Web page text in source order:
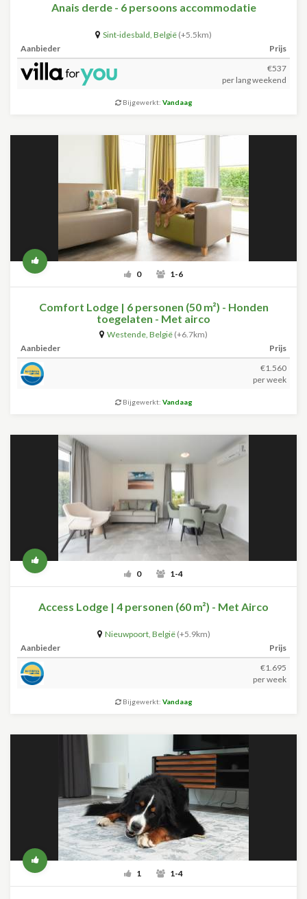
Anais derde - 6 persoons accommodatie
Sint-idesbald, België (+5.5km)
Aanbieder
Prijs
€537
per lang weekend
Bijgewerkt: Vandaag
0 1-6
Comfort Lodge | 6 personen (50 m²) - Honden
toegelaten - Met airco
Westende, België (+6.7km)
Aanbieder
Prijs
€1.560
per week
Bijgewerkt: Vandaag
0 1-4
Access Lodge | 4 personen (60 m²) - Met Airco
Nieuwpoort, België (+5.9km)
Aanbieder
Prijs
€1.695
per week
Bijgewerkt: Vandaag
1 1-4